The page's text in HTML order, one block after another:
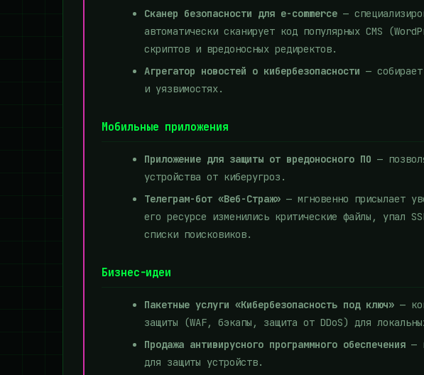
Сканер безопасности для e-commerce —
автоматически сканирует код популярных CMS
скриптов и вредоносных редиректов.
Агрегатор новостей о кибербезопасности —
и уязвимостях.
Мобильные приложения
Приложение для защиты от вредоносного ПО —
устройства от киберугроз.
Телеграм-бот «Веб-Страж» — мгновенно присылает
его ресурсе изменились критические файлы, упал
списки поисковиков.
Бизнес-идеи
Пакетные услуги «Кибербезопасность под ключ» —
защиты (WAF, бэкапы, защита от DDoS) для
Продажа антивирусного программного обеспечения —
для защиты устройств.